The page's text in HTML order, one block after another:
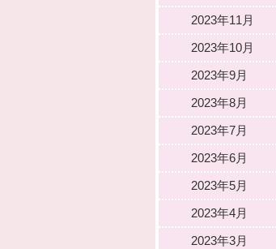
2023年11月
2023年10月
2023年9月
2023年8月
2023年7月
2023年6月
2023年5月
2023年4月
2023年3月